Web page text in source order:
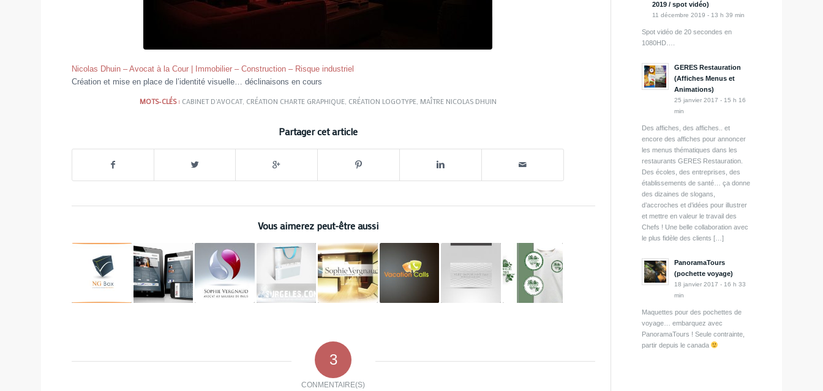
Nicolas Dhuin – Avocat à la Cour | Immobilier – Construction – Risque industriel
Création et mise en place de l’identité visuelle… déclinaisons en cours
MOTS-CLÉS : CABINET D'AVOCAT, CRÉATION CHARTE GRAPHIQUE, CRÉATION LOGOTYPE, MAÎTRE NICOLAS DHUIN
Partager cet article
Vous aimerez peut-être aussi
3
CONMENTAIRE(S)
2019 / spot vidéo)
11 décembre 2019 - 13 h 39 min
Spot vidéo de 20 secondes en
1080HD….
GERES Restauration
(Affiches Menus et
Animations)
25 janvier 2017 - 15 h 16
min
Des affiches, des affiches.. et
encore des affiches pour annoncer
les menus thématiques dans les
restaurants GERES Restauration.
Des écoles, des entreprises, des
établissements de santé… ça donne
des dizaines de slogans,
d’accroches et d’idées pour illustrer
et mettre en valeur le travail des
Chefs ! Une belle collaboration avec
le plus fidèle des clients […]
PanoramaTours
(pochette voyage)
18 janvier 2017 - 16 h 33
min
Maquettes pour des pochettes de
voyage… embarquez avec
PanoramaTours ! Seule contrainte,
partir depuis le canada